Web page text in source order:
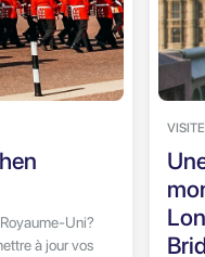
Uni?
à jour vos